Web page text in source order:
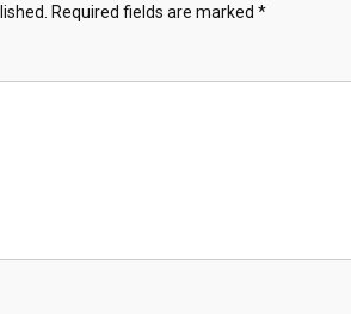
Required fields are marked *